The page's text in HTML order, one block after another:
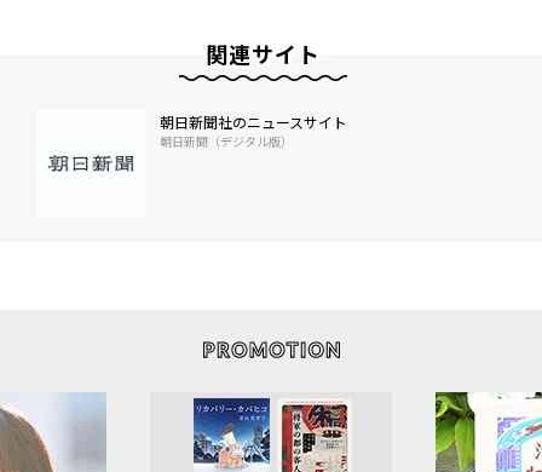
関連サイト
朝日新聞社のニュースサイト
朝日新聞（デジタル版）